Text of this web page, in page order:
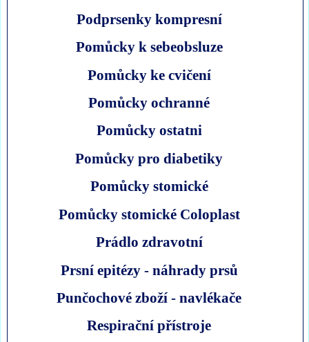
Podprsenky kompresní
Pomůcky k sebeobsluze
Pomůcky ke cvičení
Pomůcky ochranné
Pomůcky ostatni
Pomůcky pro diabetiky
Pomůcky stomické
Pomůcky stomické Coloplast
Prádlo zdravotní
Prsní epitézy - náhrady prsů
Punčochové zboží - navlékače
Respirační přístroje